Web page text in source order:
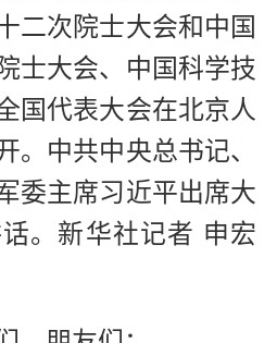
二次院士大会和中国
士大会、中国科学技
国代表大会在北京人
。中共中央总书记、
委主席习近平出席大
。新华社记者 申宏